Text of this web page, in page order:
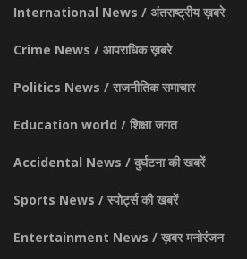
International News / अंतराष्ट्रीय ख़बरे
Crime News / आपराधिक ख़बरे
Politics News / राजनीतिक समाचार
Education world / शिक्षा जगत
Accidental News / दुर्घटना की खबरें
Sports News / स्पोर्ट्स की खबरें
Entertainment News / ख़बर मनोरंजन